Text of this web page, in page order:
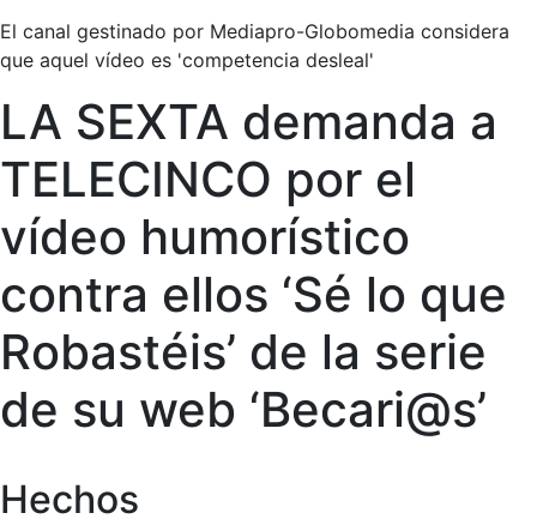
El canal gestinado por Mediapro-Globomedia considera
que aquel vídeo es 'competencia desleal'
LA SEXTA demanda a
TELECINCO por el
vídeo humorístico
contra ellos ‘Sé lo que
Robastéis’ de la serie
de su web ‘Becari@s’
Hechos